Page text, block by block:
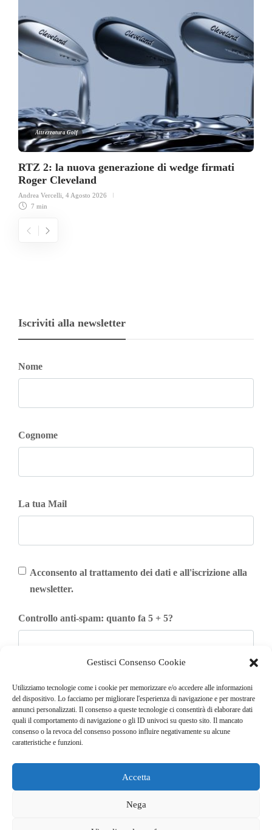
Gestisci Consenso Cookie
Utilizziamo tecnologie come i cookie per memorizzare e/o accedere alle informazioni
del dispositivo. Lo facciamo per migliorare l'esperienza di navigazione e per mostrare
annunci personalizzati. Il consenso a queste tecnologie ci consentirà di elaborare dati
quali il comportamento di navigazione o gli ID univoci su questo sito. Il mancato
consenso o la revoca del consenso possono influire negativamente su alcune
caratteristiche e funzioni.
Accetta
Nega
Attrezzatura Golf
RTZ 2: la nuova generazione di wedge firmati
Roger Cleveland
Andrea Vercelli 4 Agosto 2026
7 min
Iscriviti alla newsletter
Nome
Cognome
La tua Mail
Acconsento al trattamento dei dati e all'iscrizione alla
newsletter.
Controllo anti-spam: quanto fa 5 + 5?
Iscriviti